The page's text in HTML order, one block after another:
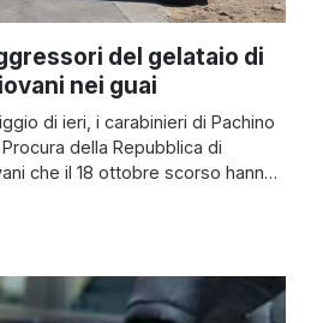
del gelataio di
nei guai
di ieri, i carabinieri di Pachino
della Repubblica di
che il 18 ottobre scorso hanno
pubblica via un gambiano che